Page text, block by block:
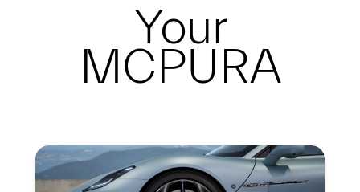
Your
MCPURA
Summary